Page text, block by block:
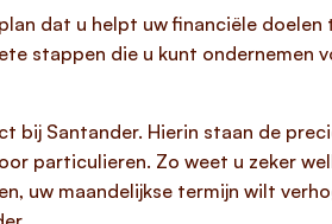
dat u helpt uw financiële doelen
stappen die u kunt ondernemen
bij Santander. Hierin staan de
particulieren. Zo weet u zeker
uw maandelijkse termijn wilt